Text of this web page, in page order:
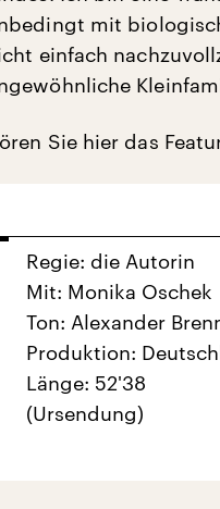
mit
einfach
Sie hier das
Regie: die Autorin
Mit: Monika Oschek
Ton: Alexander
Produktion:
Länge: 52'38
(Ursendung)